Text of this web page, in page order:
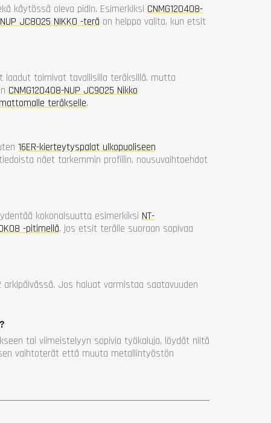
käytössä oleva pidin. Esimerkiksi CNMG120408-
JC8025 NIKKO -terä on helppo valita, kun etsit
laadut toimivat tavallisilla teräksillä, mutta
CNMG120408-NUP JC9025 Nikko
teräkselle.
16ER-kierteytyspalat ulkopuoliseen
näet tarkemmin profiilin, nousuvaihtoehdot
kokonaisuutta esimerkiksi NT-
-pitimellä, jos etsit terälle suoraan sopivaa
Jos haluat varmistaa saatavuuden
tai viimeistelyyn sopivia työkaluja, löydät niitä
vaihtoterät että muuta metallintyöstön